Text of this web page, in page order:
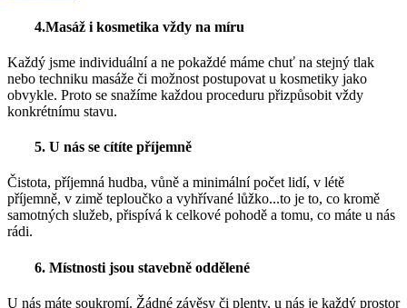
4.Masáž i kosmetika vždy na míru
Každý jsme individuální a ne pokaždé máme chuť na stejný tlak
nebo techniku masáže či možnost postupovat u kosmetiky jako
obvykle. Proto se snažíme každou proceduru přizpůsobit vždy
konkrétnímu stavu.
5. U nás se cítíte příjemně
Čistota, příjemná hudba, vůně a minimální počet lidí, v létě
příjemně, v zimě teploučko a vyhřívané lůžko...to je to, co kromě
samotných služeb, přispívá k celkové pohodě a tomu, co máte u nás
rádi.
6. Místnosti jsou stavebně oddělené
U nás máte soukromí. Žádné závěsy či plenty, u nás je každý prostor